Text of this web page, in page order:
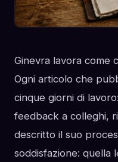
Ginevra lavora come
Ogni articolo che
cinque giorni di
feedback a colleghi,
descritto il suo
soddisfazione: quella